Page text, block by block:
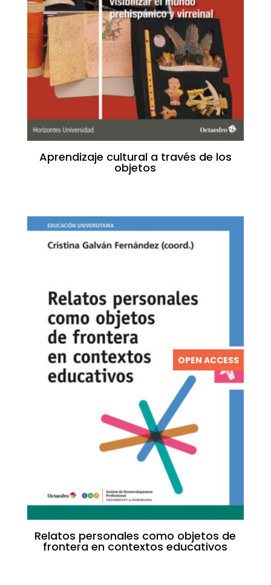
Aprendizaje cultural a través de los
objetos
OPEN ACCESS
Relatos personales como objetos de
frontera en contextos educativos